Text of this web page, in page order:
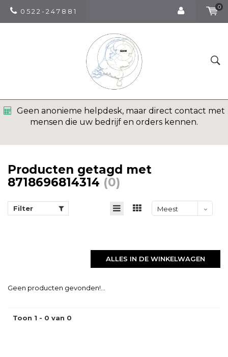
0 5 2 2 - 2 4 7 8 8 1
0
Geen anonieme helpdesk, maar direct contact met
mensen die uw bedrijf en orders kennen.
Producten getagd met
8718696814314 (0)
Filter
Meest
ALLES IN DE WINKELWAGEN
Geen producten gevonden!...
Toon 1 - 0 van 0